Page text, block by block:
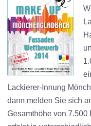
Lackierer-Innung
dann melden Sie sich
Gesamthöhe von